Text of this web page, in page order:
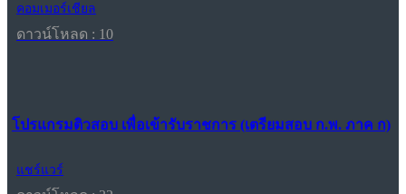
คอมเมอร์เชียล
ดาวน์โหลด : 10
โปรแกรมติวสอบ เพื่อเข้ารับราชการ (เตรียมสอบ ก.พ. ภาค ก)
แชร์แวร์